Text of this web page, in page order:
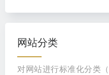
网站分类
对网站进行标准化分类